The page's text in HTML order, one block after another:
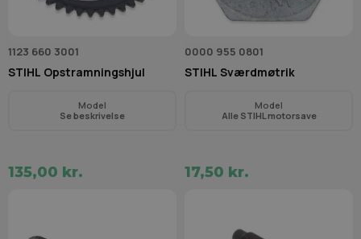
1123 660 3001
STIHL Opstramningshjul
Model
Se beskrivelse
135,00 kr.
0000 955 0801
STIHL Sværdmøtrik
Model
Alle STIHL motorsave
17,50 kr.